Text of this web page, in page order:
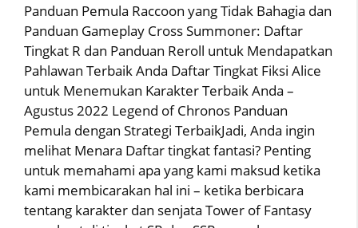
Panduan Pemula Raccoon yang Tidak Bahagia dan
Panduan Gameplay Cross Summoner: Daftar
Tingkat R dan Panduan Reroll untuk Mendapatkan
Pahlawan Terbaik Anda Daftar Tingkat Fiksi Alice
untuk Menemukan Karakter Terbaik Anda –
Agustus 2022 Legend of Chronos Panduan
Pemula dengan Strategi TerbaikJadi, Anda ingin
melihat Menara Daftar tingkat fantasi? Penting
untuk memahami apa yang kami maksud ketika
kami membicarakan hal ini – ketika berbicara
tentang karakter dan senjata Tower of Fantasy